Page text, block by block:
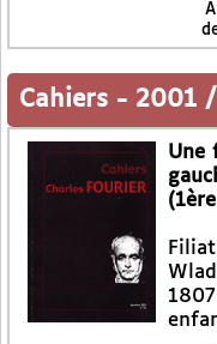
Cahiers - 2001
Une